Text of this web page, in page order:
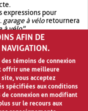
expressions pour
garage à véloretournera
à vélo".
OR.garage OR vélo
garage à vélo
AFIN DE
NAVIGATION.
témoins de connexion
offrir une meilleure
vous acceptez
spécifiées aux conditions
connexion en modifiant
sur le recours aux